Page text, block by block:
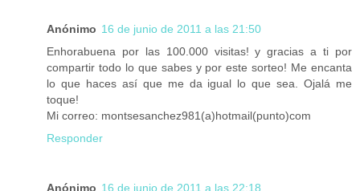
Anónimo 16 de junio de 2011 a las 21:50
Enhorabuena por las 100.000 visitas! y gracias a ti por
compartir todo lo que sabes y por este sorteo! Me encanta
lo que haces así que me da igual lo que sea. Ojalá me
toque!
Mi correo: montsesanchez981(a)hotmail(punto)com
Responder
Anónimo 16 de junio de 2011 a las 22:18